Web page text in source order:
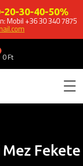
20-30-40-50%
Mobil +36 30 340 7875
0Ft
Fekete